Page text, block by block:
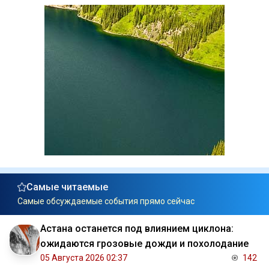
Самые читаемые
Самые обсуждаемые события прямо сейчас
Астана останется под влиянием циклона:
ожидаются грозовые дожди и похолодание
05 Августа 2026 02:37 142